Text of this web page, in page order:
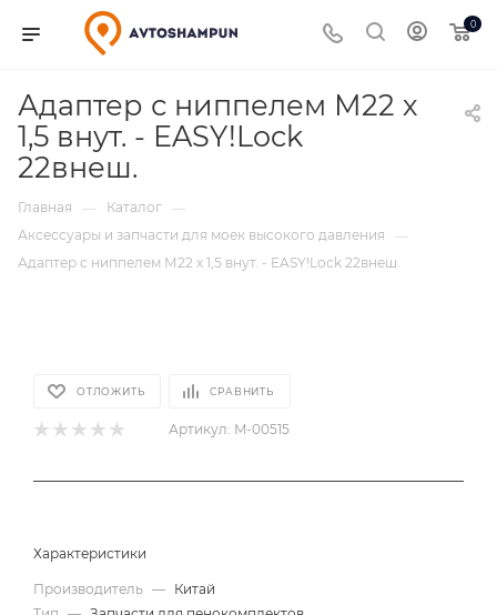
0
Адаптер с ниппелем М22 х
1,5 внут. - EASY!Lock
22внеш.
Главная — Каталог —
Аксессуары и запчасти для моек высокого давления
—
Адаптер с ниппелем М22 х 1,5 внут. - EASY!Lock 22внеш.
ОТЛОЖИТЬ СРАВНИТЬ
Артикул: M-00515
Характеристики
Производитель — Китай